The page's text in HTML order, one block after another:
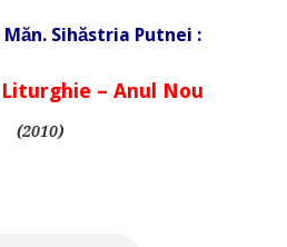
Sihăstria Putnei :
– Anul Nou
(2010)